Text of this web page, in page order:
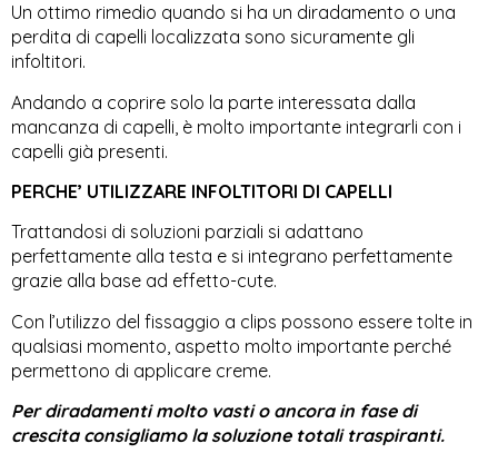
Un ottimo rimedio quando si ha un diradamento o una
perdita di capelli localizzata sono sicuramente gli
infoltitori.
Andando a coprire solo la parte interessata dalla
mancanza di capelli, è molto importante integrarli con i
capelli già presenti.
PERCHE’ UTILIZZARE INFOLTITORI DI CAPELLI
Trattandosi di soluzioni parziali si adattano
perfettamente alla testa e si integrano perfettamente
grazie alla base ad effetto-cute.
Con l’utilizzo del fissaggio a clips possono essere tolte in
qualsiasi momento, aspetto molto importante perché
permettono di applicare creme.
Per diradamenti molto vasti o ancora in fase di
crescita consigliamo la soluzione totali traspiranti.